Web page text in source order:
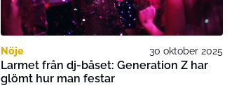
Nöje 30 oktober 2025
Larmet från dj-båset: Generation Z har
glömt hur man festar